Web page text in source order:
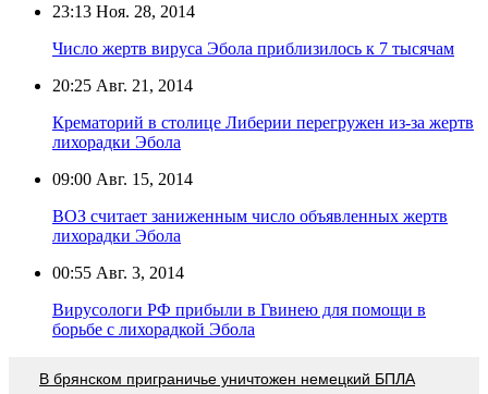
23:13 Ноя. 28, 2014
Число жертв вируса Эбола приблизилось к 7 тысячам
20:25 Авг. 21, 2014
Крематорий в столице Либерии перегружен из-за жертв
лихорадки Эбола
09:00 Авг. 15, 2014
ВОЗ считает заниженным число объявленных жертв
лихорадки Эбола
00:55 Авг. 3, 2014
Вирусологи РФ прибыли в Гвинею для помощи в
борьбе с лихорадкой Эбола
В брянском приграничье уничтожен немецкий БПЛА